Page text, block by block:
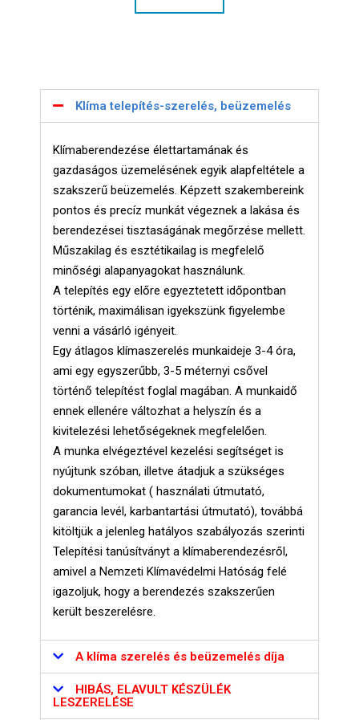
Klíma telepítés-szerelés, beüzemelés
Klímaberendezése élettartamának és
gazdaságos üzemelésének egyik alapfeltétele a
szakszerű beüzemelés. Képzett szakembereink
pontos és precíz munkát végeznek a lakása és
berendezései tisztaságának megőrzése mellett.
Műszakilag és esztétikailag is megfelelő
minőségi alapanyagokat használunk.
A telepítés egy előre egyeztetett időpontban
történik, maximálisan igyekszünk figyelembe
venni a vásárló igényeit.
Egy átlagos klímaszerelés munkaideje 3-4 óra,
ami egy egyszerűbb, 3-5 méternyi csővel
történő telepítést foglal magában. A munkaidő
ennek ellenére változhat a helyszín és a
kivitelezési lehetőségeknek megfelelően.
A munka elvégeztével kezelési segítséget is
nyújtunk szóban, illetve átadjuk a szükséges
dokumentumokat ( használati útmutató,
garancia levél, karbantartási útmutató), továbbá
kitöltjük a jelenleg hatályos szabályozás szerinti
Telepítési tanúsítványt a klímaberendezésről,
amivel a Nemzeti Klímavédelmi Hatóság felé
igazoljuk, hogy a berendezés szakszerűen
került beszerelésre.
A klíma szerelés és beüzemelés díja
HIBÁS, ELAVULT KÉSZÜLÉK
LESZERELÉSE